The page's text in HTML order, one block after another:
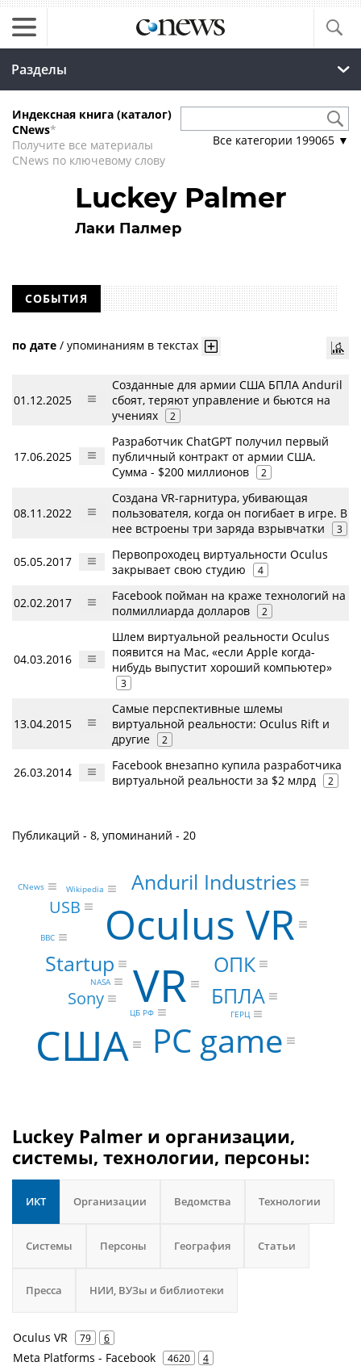
Разделы
Индексная книга (каталог)
CNews*
Получите все материалы
CNews по ключевому слову
Все категории 199065 ▼
Luckey Palmer
Лаки Палмер
СОБЫТИЯ
по дате / упоминаниям в текстах
01.12.2025
Созданные для армии США БПЛА Anduril
сбоят, теряют управление и бьются на
учениях
2
17.06.2025
Разработчик ChatGPT получил первый
публичный контракт от армии США.
Сумма - $200 миллионов
2
08.11.2022
Создана VR-гарнитура, убивающая
пользователя, когда он погибает в игре. В
нее встроены три заряда взрывчатки
3
05.05.2017
Первопроходец виртуальности Oculus
закрывает свою студию
4
02.02.2017
Facebook пойман на краже технологий на
полмиллиарда долларов
2
04.03.2016
Шлем виртуальной реальности Oculus
появится на Mac, «если Apple когда-
нибудь выпустит хороший компьютер»
3
13.04.2015
Самые перспективные шлемы
виртуальной реальности: Oculus Rift и
другие
2
26.03.2014
Facebook внезапно купила разработчика
виртуальной реальности за $2 млрд
2
Публикаций - 8, упоминаний - 20
VR
Oculus VR
США PC game
Anduril Industries
БПЛА
Startup ОПК
Sony
USB
ГЕРЦ
ЦБ РФ
NASA
BBC
Wikipedia
CNews
Luckey Palmer и организации,
системы, технологии, персоны:
ИКТ Организации Ведомства Технологии
Системы Персоны География Статьи
Пресса НИИ, ВУЗы и библиотеки
Oculus VR 79 6
Meta Platforms - Facebook 4620 4